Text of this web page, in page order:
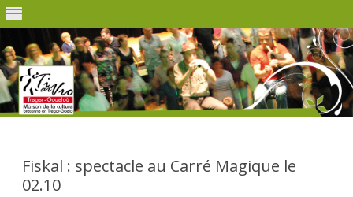
Fiskal : spectacle au Carré Magique le
02.10